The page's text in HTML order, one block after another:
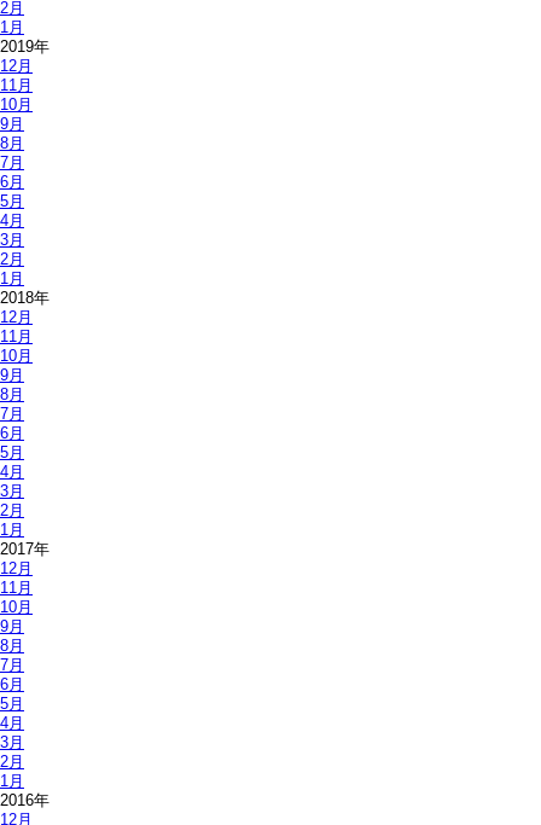
2月
1月
2019年
12月
11月
10月
9月
8月
7月
6月
5月
4月
3月
2月
1月
2018年
12月
11月
10月
9月
8月
7月
6月
5月
4月
3月
2月
1月
2017年
12月
11月
10月
9月
8月
7月
6月
5月
4月
3月
2月
1月
2016年
12月